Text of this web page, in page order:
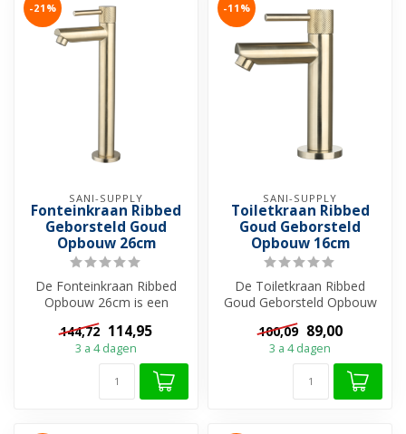
-21%
SANI-SUPPLY
Fonteinkraan Ribbed
Geborsteld Goud
Opbouw 26cm
De Fonteinkraan Ribbed
Opbouw 26cm is een
prachtige toevoeging aan
jouw toilet. ...
144,72 114,95
3 a 4 dagen
-11%
SANI-SUPPLY
Toiletkraan Ribbed
Goud Geborsteld
Opbouw 16cm
De Toiletkraan Ribbed
Goud Geborsteld Opbouw
16cm is een prachtige
toevoeging aa...
100,09 89,00
3 a 4 dagen